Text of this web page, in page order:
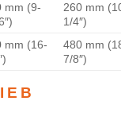
mm (9-
260 mm
1/4″)
mm (16-
480 mm
7/8″)